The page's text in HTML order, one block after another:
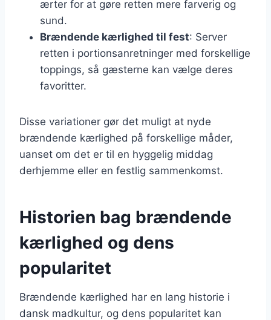
ærter for at gøre retten mere farverig og
sund.
Brændende kærlighed til fest: Server
retten i portionsanretninger med forskellige
toppings, så gæsterne kan vælge deres
favoritter.
Disse variationer gør det muligt at nyde
brændende kærlighed på forskellige måder,
uanset om det er til en hyggelig middag
derhjemme eller en festlig sammenkomst.
Historien bag brændende
kærlighed og dens
popularitet
Brændende kærlighed har en lang historie i
dansk madkultur, og dens popularitet kan